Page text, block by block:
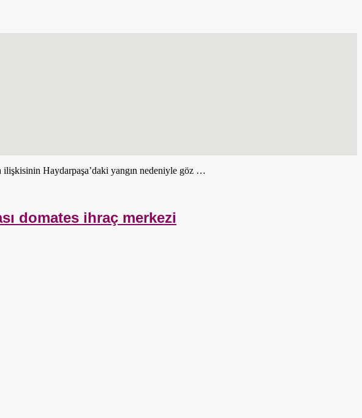
ilişkisinin Haydarpaşa’daki yangın nedeniyle göz …
domates ihraç merkezi